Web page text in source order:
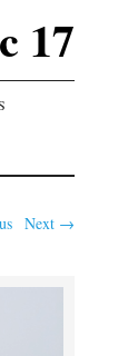
17
Next →